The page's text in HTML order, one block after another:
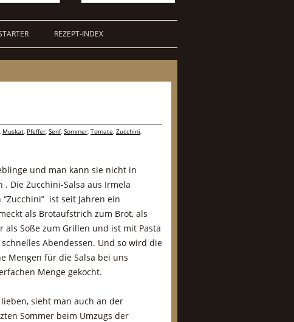
REZEPT-INDEX
, Muskat, Pfeffer, Senf, Sommer, Tomate, Zucchini,
und man kann sie nicht in
. Die Zucchini-Salsa aus Irmela
ist seit Jahren ein
als Brotaufstrich zum Brot, als
als Soße zum Grillen und ist mit Pasta
Abendessen. Und so wird die
Mengen für die Salsa bei uns
Menge gekocht.
sieht man auch an der
Sommer beim Umzugs der